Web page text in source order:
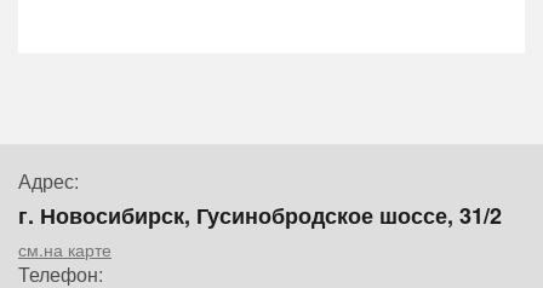
Адрес:
г. Новосибирск, Гусинобродское шоссе, 31/2
см.на карте
Телефон: